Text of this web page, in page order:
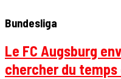
Bundesliga
Le FC Augsburg
chercher du